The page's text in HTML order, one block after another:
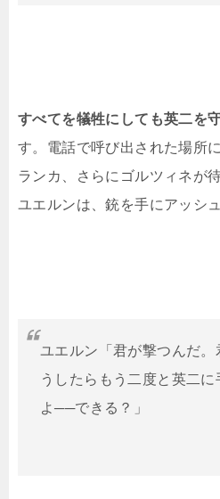
すべてを犠牲にしても英二を
す。電話で呼び出された場所
ランカ、さらにゴルツィネが
ユエルンは、銃を手にアッシ
ユエルン「君が撃つんだ
うしたらもう二度と英二に
よ──できる？」